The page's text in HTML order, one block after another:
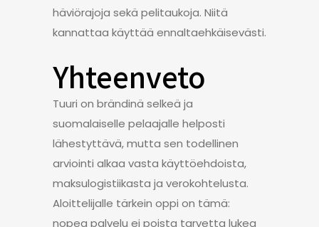
häviörajoja sekä pelitaukoja. Niitä
kannattaa käyttää ennaltaehkäisevästi.
Yhteenveto
Tuuri on brändinä selkeä ja
suomalaiselle pelaajalle helposti
lähestyttävä, mutta sen todellinen
arviointi alkaa vasta käyttöehdoista,
maksulogistiikasta ja verokohtelusta.
Aloittelijalle tärkein oppi on tämä:
nopea palvelu ei poista tarvetta lukea